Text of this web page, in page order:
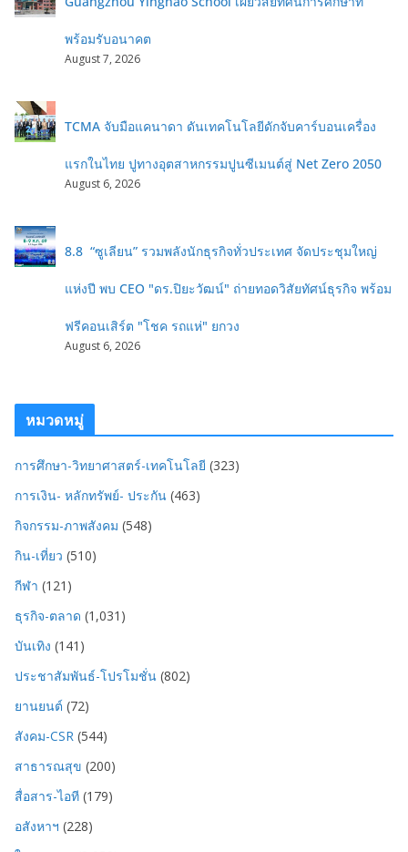
พร้อมรับอนาคต
August 7, 2026
TCMA จับมือแคนาดา ดันเทคโนโลยีดักจับคาร์บอนเครื่อง
แรกในไทย ปูทางอุตสาหกรรมปูนซีเมนต์สู่ Net Zero 2050
August 6, 2026
8.8 “ซูเลียน” รวมพลังนักธุรกิจทั่วประเทศ จัดประชุมใหญ่
แห่งปี พบ CEO "ดร.ปิยะวัฒน์" ถ่ายทอดวิสัยทัศน์ธุรกิจ พร้อม
ฟรีคอนเสิร์ต "โชค รถแห่" ยกวง
August 6, 2026
หมวดหมู่
การศึกษา-วิทยาศาสตร์-เทคโนโลยี (323)
การเงิน- หลักทรัพย์- ประกัน (463)
กิจกรรม-ภาพสังคม (548)
กิน-เที่ยว (510)
กีฬา (121)
ธุรกิจ-ตลาด (1,031)
บันเทิง (141)
ประชาสัมพันธ์-โปรโมชั่น (802)
ยานยนต์ (72)
สังคม-CSR (544)
สาธารณสุข (200)
สื่อสาร-ไอที (179)
อสังหาฯ (228)